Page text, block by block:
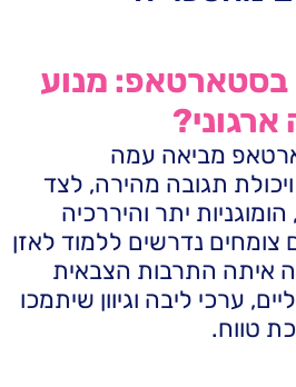
בסטארטאפ: מנוע
מביאה עמה
תגובה מהירה, לצד
יתר והיררכיה
נדרשים ללמוד לאזן
איתה התרבות הצבאית
ערכי ליבה וגיוון שיתמכו
טווח.